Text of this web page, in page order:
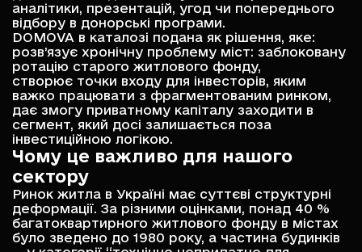
аналітики, презентацій, угод чи попереднього
відбору в донорські програми.
DOMOVA в каталозі подана як рішення, яке:
розв’язує хронічну проблему міст: заблоковану
ротацію старого житлового фонду,
створює точки входу для інвесторів, яким
важко працювати з фрагментованим ринком,
дає змогу приватному капіталу заходити в
сегмент, який досі залишається поза
інвестиційною логікою.
Чому це важливо для нашого
сектору
Ринок житла в Україні має суттєві структурні
деформації. За різними оцінками, понад 40 %
багатоквартирного житлового фонду в містах
було зведено до 1980 року, а частина будинків